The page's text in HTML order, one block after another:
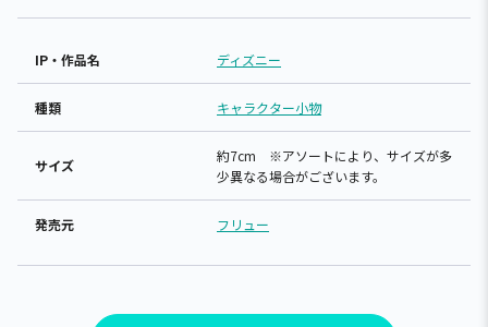
IP・作品名 ディズニー
種類 キャラクター小物
サイズ
約7cm ※アソートにより、サイズが多
少異なる場合がございます。
発売元 フリュー